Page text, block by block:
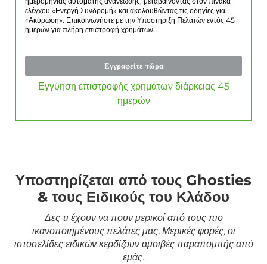
ελέγχου «Ενεργή Συνδρομή» και ακολουθώντας τις οδηγίες για
«Ακύρωση». Επικοινωνήστε με την Υποστήριξη Πελατών εντός 45
ημερών για πλήρη επιστροφή χρημάτων.
Εγγραφείτε τώρα
Εγγύηση επιστροφής χρημάτων διάρκειας 45
ημερών
Υποστηρίζεται από τους Ghosties
& τους Ειδικούς του Κλάδου
Δες τι έχουν να πουν μερικοί από τους πιο
ικανοποιημένους πελάτες μας. Μερικές φορές, οι
ιστοσελίδες ειδικών κερδίζουν αμοιβές παραπομπής από
εμάς.